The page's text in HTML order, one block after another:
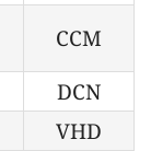
CCM
DCN
VHD